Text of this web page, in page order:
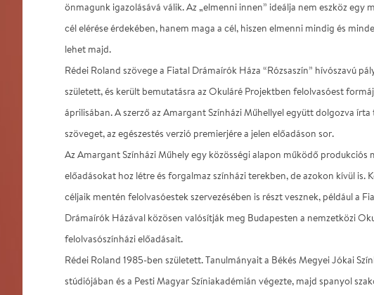
önmagunk igazolásává válik. Az „elmenni innen” ideálja nem eszköz egy
cél elérése érdekében, hanem maga a cél, hiszen elmenni mindig és
lehet majd.
Rédei Roland szövege a Fiatal Drámaírók Háza “Rózsaszín” hívószavú
született, és került bemutatásra az Okuláré Projektben felolvasóest
áprilisában. A szerző az Amargant Színházi Műhellyel együtt dolgozva írta
szöveget, az egészestés verzió premierjére a jelen előadáson sor.
Az Amargant Színházi Műhely egy közösségi alapon működő produkciós
előadásokat hoz létre és forgalmaz színházi terekben, de azokon kívül is.
céljaik mentén felolvasóestek szervezésében is részt vesznek, például a
Drámaírók Házával közösen valósítják meg Budapesten a nemzetközi
felolvasószínházi előadásait.
Rédei Roland 1985-ben született. Tanulmányait a Békés Megyei Jókai
stúdiójában és a Pesti Magyar Színiakadémián végezte, majd spanyol